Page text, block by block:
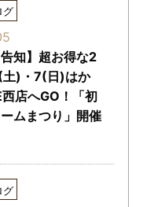
グ
告知】超お得な2
)・7(日)はか
店へGO！「初
ムまつり」開催
グ